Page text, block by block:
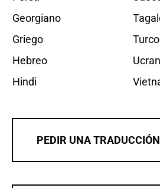
Georgiano
Griego
Hebreo
Hindi
Turco
PEDIR UNA